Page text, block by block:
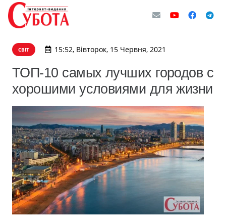
СВІТ 15:52, Вівторок, 15 Червня, 2021
ТОП-10 самых лучших городов с
хорошими условиями для жизни